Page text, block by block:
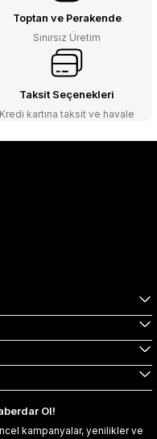
Toptan ve Perakende
Sınırsız Üretim
Taksit Seçenekleri
Kredi kartına taksit ve havale
Ol!
kampanyalar, yenilikler ve